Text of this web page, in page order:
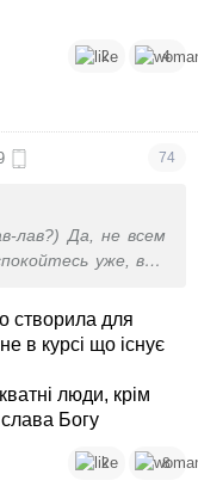
2 4
74
лав?) Да, не всем
уже, вам
створила для
в курсі що існує
люди, крім
Богу
2 8